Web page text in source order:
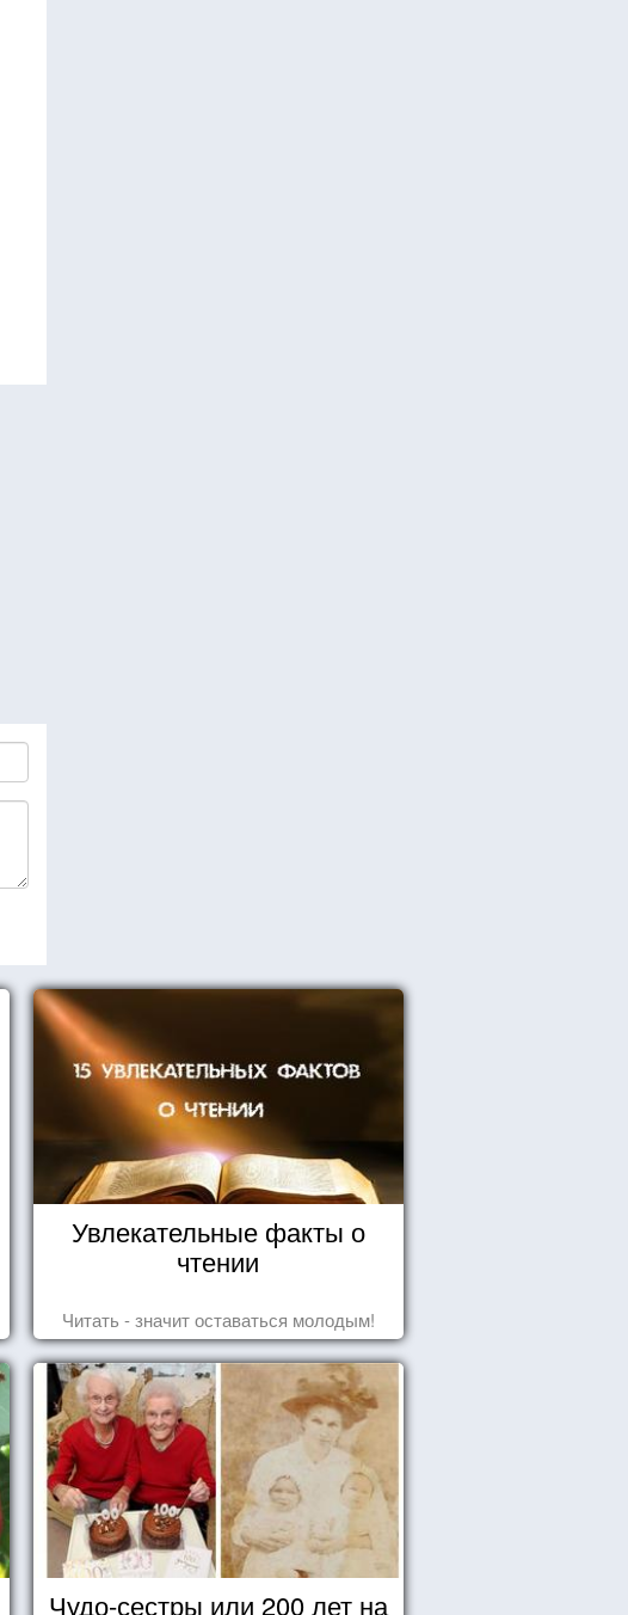
Увлекательные факты о
чтении
Читать - значит оставаться молодым!
Чудо-сестры или 200 лет на